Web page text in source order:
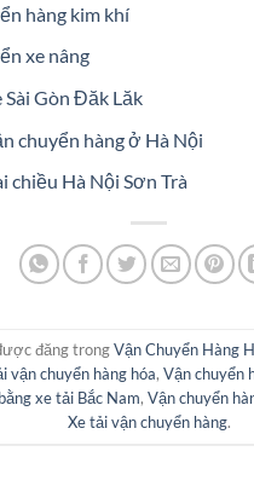
hàng kim khí
xe nâng
Sài Gòn Đăk Lăk
chuyển hàng ở Hà Nội
chiều Hà Nội Sơn Trà
đăng trongVận Chuyển Hàng
vận chuyển hàng hóa, Vận chuyển
xe tải Bắc Nam, Vận chuyển
Xe tải vận chuyển hàng.